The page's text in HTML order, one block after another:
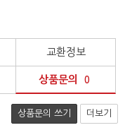
교환정보
상품문의 0
상품문의 쓰기 더보기